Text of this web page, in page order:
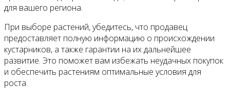
для вашего региона.
При выборе растений, убедитесь, что продавец
предоставляет полную информацию о происхождении
кустарников, а также гарантии на их дальнейшее
развитие. Это поможет вам избежать неудачных покупок
и обеспечить растениям оптимальные условия для
роста.